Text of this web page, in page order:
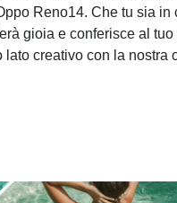
Reno14. Che tu sia in
gioia e conferisce al
creativo con la nostra